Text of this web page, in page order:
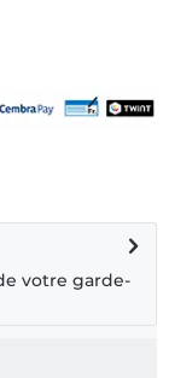
votre garde-